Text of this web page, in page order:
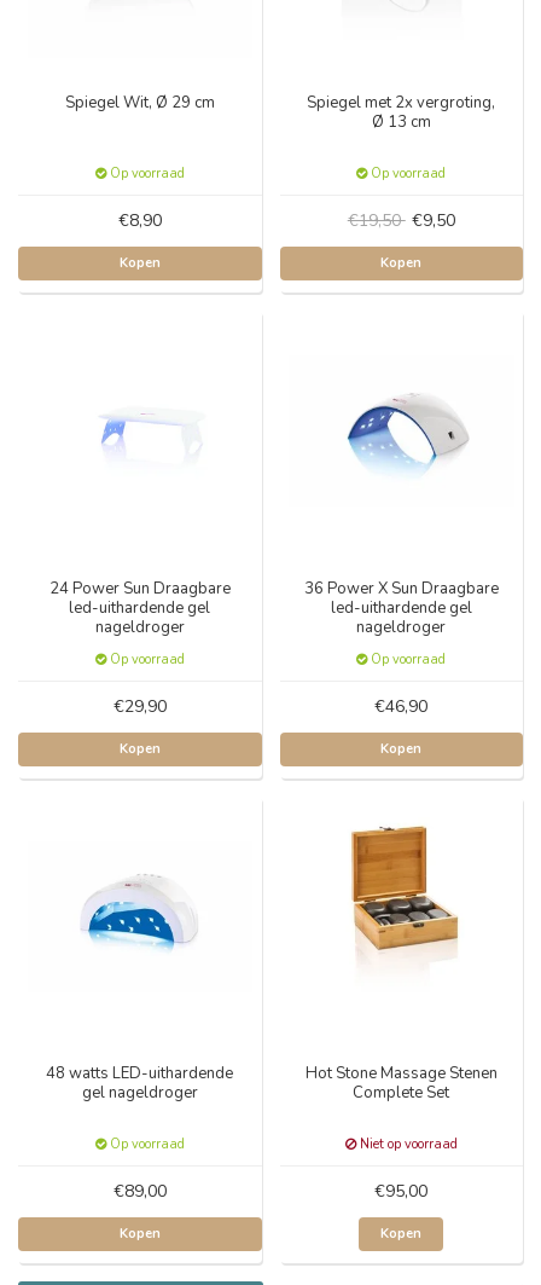
Spiegel Wit, Ø 29 cm
Op voorraad
€8,90
Kopen
Spiegel met 2x vergroting,
Ø 13 cm
Op voorraad
€19,50 €9,50
Kopen
24 Power Sun Draagbare
led-uithardende gel
nageldroger
Op voorraad
€29,90
Kopen
36 Power X Sun Draagbare
led-uithardende gel
nageldroger
Op voorraad
€46,90
Kopen
48 watts LED-uithardende
gel nageldroger
Op voorraad
€89,00
Kopen
Hot Stone Massage Stenen
Complete Set
Niet op voorraad
€95,00
Kopen